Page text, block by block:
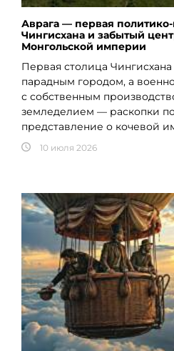
Аврага — первая
Чингисхана и забытый
Монгольской империи
Первая столица Чингисхана
парадным городом, а
с собственным
земледелием — раскопки
представление о кочевой
10 июля 2026